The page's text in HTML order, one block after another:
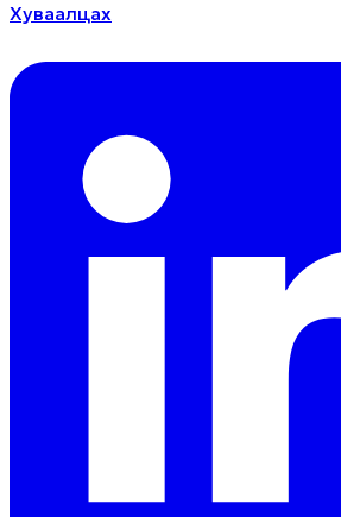
Хуваалцах